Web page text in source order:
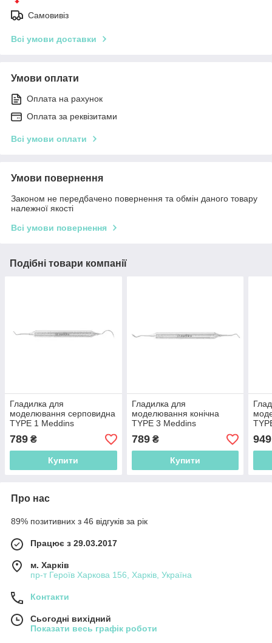
Самовивіз
Всі умови доставки
Умови оплати
Оплата на рахунок
Оплата за реквізитами
Всі умови оплати
Умови повернення
Законом не передбачено повернення та обмін даного товару
належної якості
Всі умови повернення
Подібні товари компанії
Гладилка для
моделювання серповидна
TYPE 1 Meddins
789 ₴
Купити
Гладилка для
моделювання конічна
TYPE 3 Meddins
789₴
Купити
949
Про нас
89% позитивних з 46 відгуків за рік
Працює з 29.03.2017
м. Харків
пр-т Героїв Харкова 156, Харків, Україна
Контакти
Сьогодні вихідний
Показати весь графік роботи